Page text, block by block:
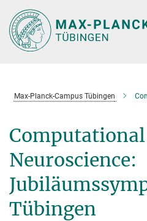
Hauptinhalt
Max-Planck-Campus Tübingen
Computational
Neuroscience:
Tübingen